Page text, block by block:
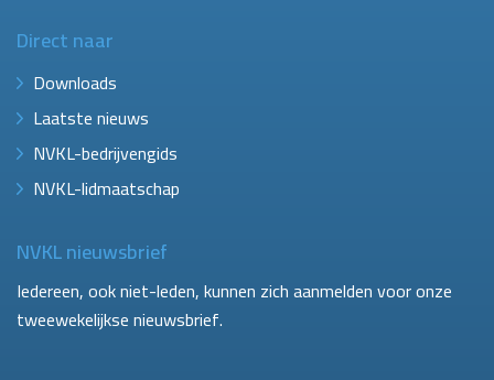
Direct naar
Downloads
Laatste nieuws
NVKL-bedrijvengids
NVKL-lidmaatschap
NVKL nieuwsbrief
Iedereen, ook niet-leden, kunnen zich aanmelden voor onze
tweewekelijkse nieuwsbrief.